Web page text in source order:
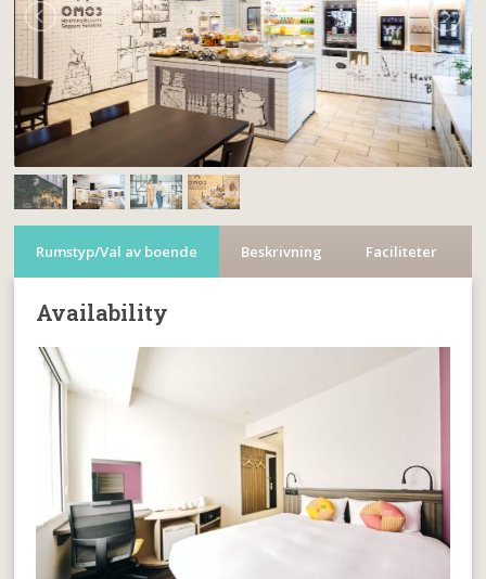
Rumstyp/Val av boende Beskrivning Faciliteter
Availability